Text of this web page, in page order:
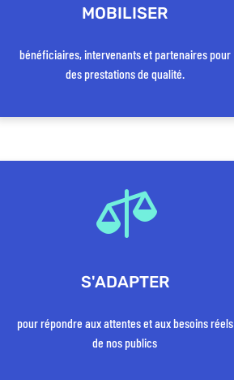
MOBILISER
bénéficiaires, intervenants et partenaires pour
des prestations de qualité.

S'ADAPTER
pour répondre aux attentes et aux besoins réels
de nos publics